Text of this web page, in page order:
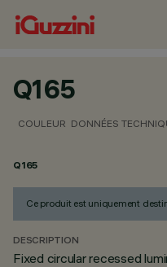
Q165
COULEUR DONNÉES
Q165
Ce produit est uniquement
DESCRIPTION
Fixed circular recessed